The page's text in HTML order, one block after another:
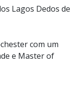
Lagos Dedos de
com um
e Master of